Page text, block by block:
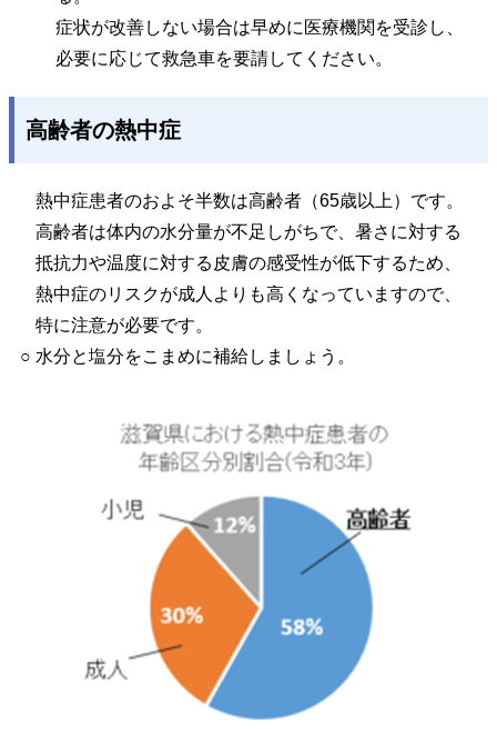
症状が改善しない場合は早めに医療機関を受診し、
必要に応じて救急車を要請してください。
高齢者の熱中症
熱中症患者のおよそ半数は高齢者（65歳以上）です。
高齢者は体内の水分量が不足しがちで、暑さに対する
抵抗力や温度に対する皮膚の感受性が低下するため、
熱中症のリスクが成人よりも高くなっていますので、
特に注意が必要です。
○ 水分と塩分をこまめに補給しましょう。